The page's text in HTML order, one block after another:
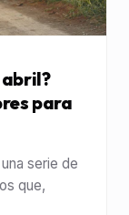
para
serie de
que,